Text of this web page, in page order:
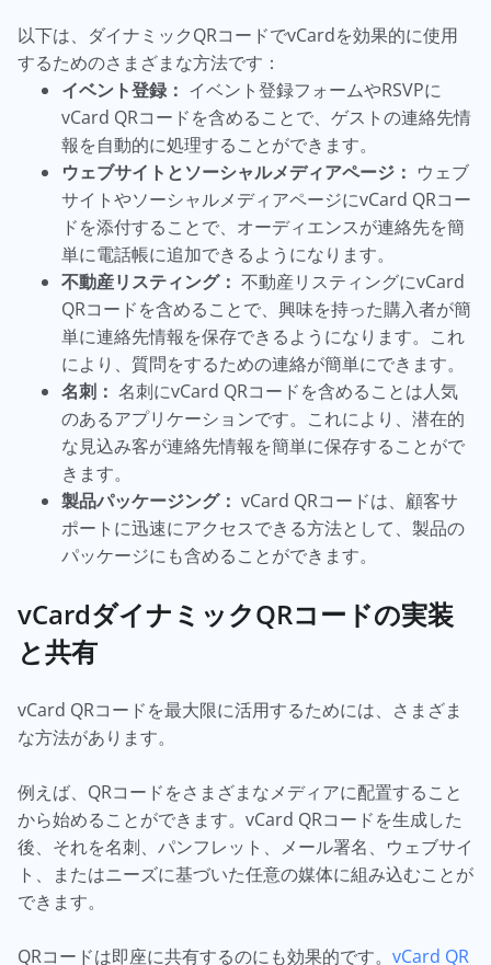
以下は、ダイナミックQRコードでvCardを効果的に使用
するためのさまざまな方法です：
イベント登録： イベント登録フォームやRSVPに
vCard QRコードを含めることで、ゲストの連絡先情
報を自動的に処理することができます。
ウェブサイトとソーシャルメディアページ： ウェブ
サイトやソーシャルメディアページにvCard QRコー
ドを添付することで、オーディエンスが連絡先を簡
単に電話帳に追加できるようになります。
不動産リスティング： 不動産リスティングにvCard
QRコードを含めることで、興味を持った購入者が簡
単に連絡先情報を保存できるようになります。これ
により、質問をするための連絡が簡単にできます。
名刺： 名刺にvCard QRコードを含めることは人気
のあるアプリケーションです。これにより、潜在的
な見込み客が連絡先情報を簡単に保存することがで
きます。
製品パッケージング： vCard QRコードは、顧客サ
ポートに迅速にアクセスできる方法として、製品の
パッケージにも含めることができます。
vCardダイナミックQRコードの実装
と共有
vCard QRコードを最大限に活用するためには、さまざま
な方法があります。
例えば、QRコードをさまざまなメディアに配置すること
から始めることができます。vCard QRコードを生成した
後、それを名刺、パンフレット、メール署名、ウェブサイ
ト、またはニーズに基づいた任意の媒体に組み込むことが
できます。
QRコードは即座に共有するのにも効果的です。 vCard QR